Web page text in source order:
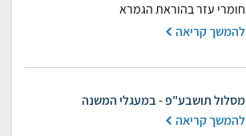
חומרי עזר בהוראת הגמרא
להמשך קריאה
מסלול תושבע"פ - במעגלי המשנה
להמשך קריאה